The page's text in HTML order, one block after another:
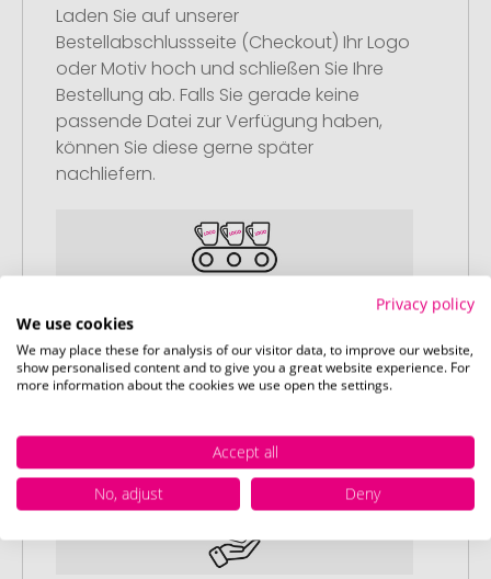
Laden Sie auf unserer
Bestellabschlussseite (Checkout) Ihr Logo
oder Motiv hoch und schließen Sie Ihre
Bestellung ab. Falls Sie gerade keine
passende Datei zur Verfügung haben,
können Sie diese gerne später
nachliefern.
Schritt 3:
Artikelvorschau und Freigabe
Sie erhalten von uns eine kostenlose
Sie diese freigeben, starten wir
umgehend mit der Produktion.
Privacy policy
We use cookies
We may place these for analysis of our visitor data, to improve our website,
show personalised content and to give you a great website experience. For
more information about the cookies we use open the settings.
Accept all
No, adjust
Deny